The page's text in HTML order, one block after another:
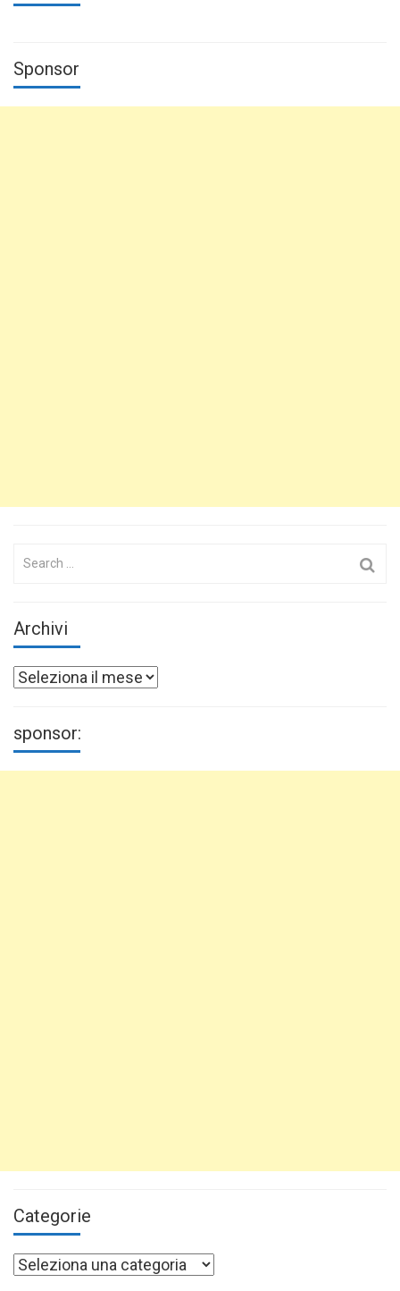
Sponsor
Search
Archivi
Archivi
sponsor:
Categorie
Categorie